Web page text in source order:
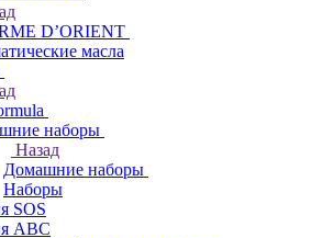
D’ORIENT
масла
наборы
Назад
Домашние наборы
Наборы
SOS
АВС